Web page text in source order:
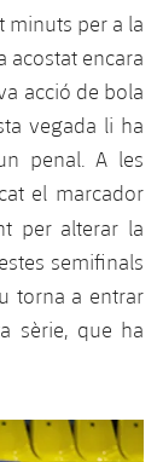
minuts per a la
acostat encara
acció de bola
vegada li ha
penal. A les
el marcador
per alterar la
semifinals
torna a entrar
sèrie, que ha
Següent